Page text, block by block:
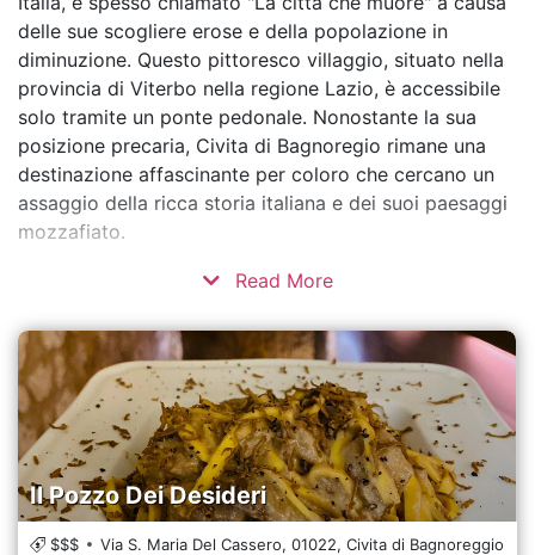
delle sue scogliere erose e della popolazione in
diminuzione. Questo pittoresco villaggio, situato nella
provincia di Viterbo nella regione Lazio, è accessibile
solo tramite un ponte pedonale. Nonostante la sua
posizione precaria, Civita di Bagnoregio rimane una
destinazione affascinante per coloro che cercano un
assaggio della ricca storia italiana e dei suoi paesaggi
mozzafiato.
Read More
Il Pozzo Dei Desideri
$$$ Via S. Maria Del Cassero, 01022, Civita di Bagnoreggio